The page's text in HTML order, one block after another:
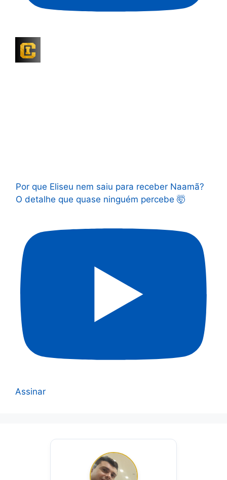
Por que Eliseu nem saiu para receber Naamã?
O detalhe que quase ninguém percebe 🤯
Assinar